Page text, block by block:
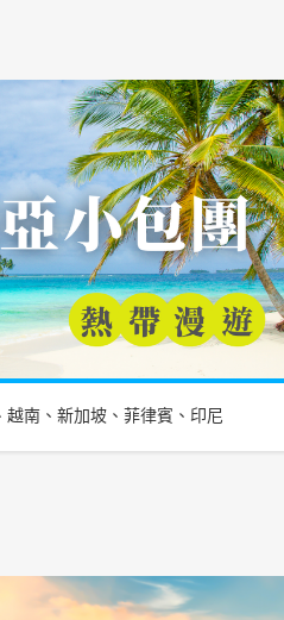
南、新加坡、菲律賓、印尼